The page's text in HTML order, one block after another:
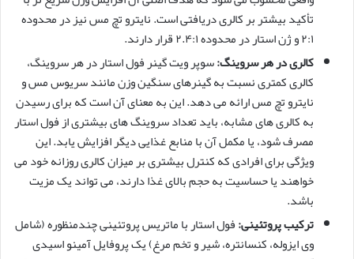
تأکید بیشتر بر کالری دریافتی است. نایترو تچ مس نیز در محدوده
۲:۱ و ژن استار در محدوده ۲.۴:۱ قرار دارند.
کالری در هر سروینگ:سوپر ویت گینر فول استار در هر سروینگ،
کالری کمتری نسبت به گینرهای سنگین وزن مانند سریوس مس و
نایترو تچ مس ارائه می دهد. این به معنای آن است که برای رسیدن
به کالری های مشابه، باید تعداد سروینگ های بیشتری از فول استار
مصرف شود، یا مکمل آن با منابع غذایی دیگر افزایش یابد. این
ویژگی برای افرادی که کنترل بیشتری بر میزان کالری روزانه خود می
خواهند یا حساسیت به حجم بالای غذا دارند، می تواند یک مزیت
باشد.
ترکیب پروتئینی:فول استار با ماتریس پروتئینی چندمنظوره (شامل
وی ایزوله، کنسانتره، شیر و تخم مرغ) یک پروفایل آمینو اسیدی